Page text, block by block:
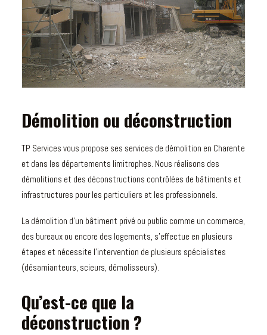
Démolition ou déconstruction
TP Services vous propose ses services de démolition en Charente
et dans les départements limitrophes. Nous réalisons des
démolitions et des déconstructions contrôlées de bâtiments et
infrastructures pour les particuliers et les professionnels.
La démolition d’un bâtiment privé ou public comme un commerce,
des bureaux ou encore des logements, s’effectue en plusieurs
étapes et nécessite l’intervention de plusieurs spécialistes
(désamianteurs, scieurs, démolisseurs).
Qu’est-ce que la
déconstruction ?